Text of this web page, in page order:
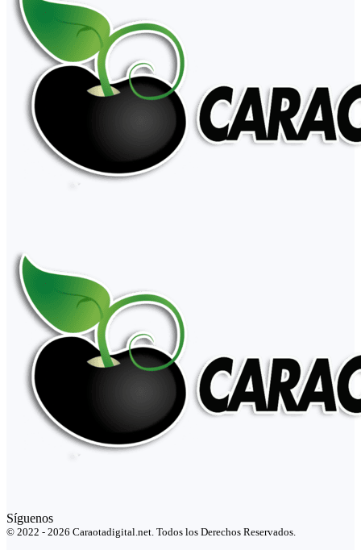
Síguenos
© 2022 - 2026 Caraotadigital.net. Todos los Derechos Reservados.